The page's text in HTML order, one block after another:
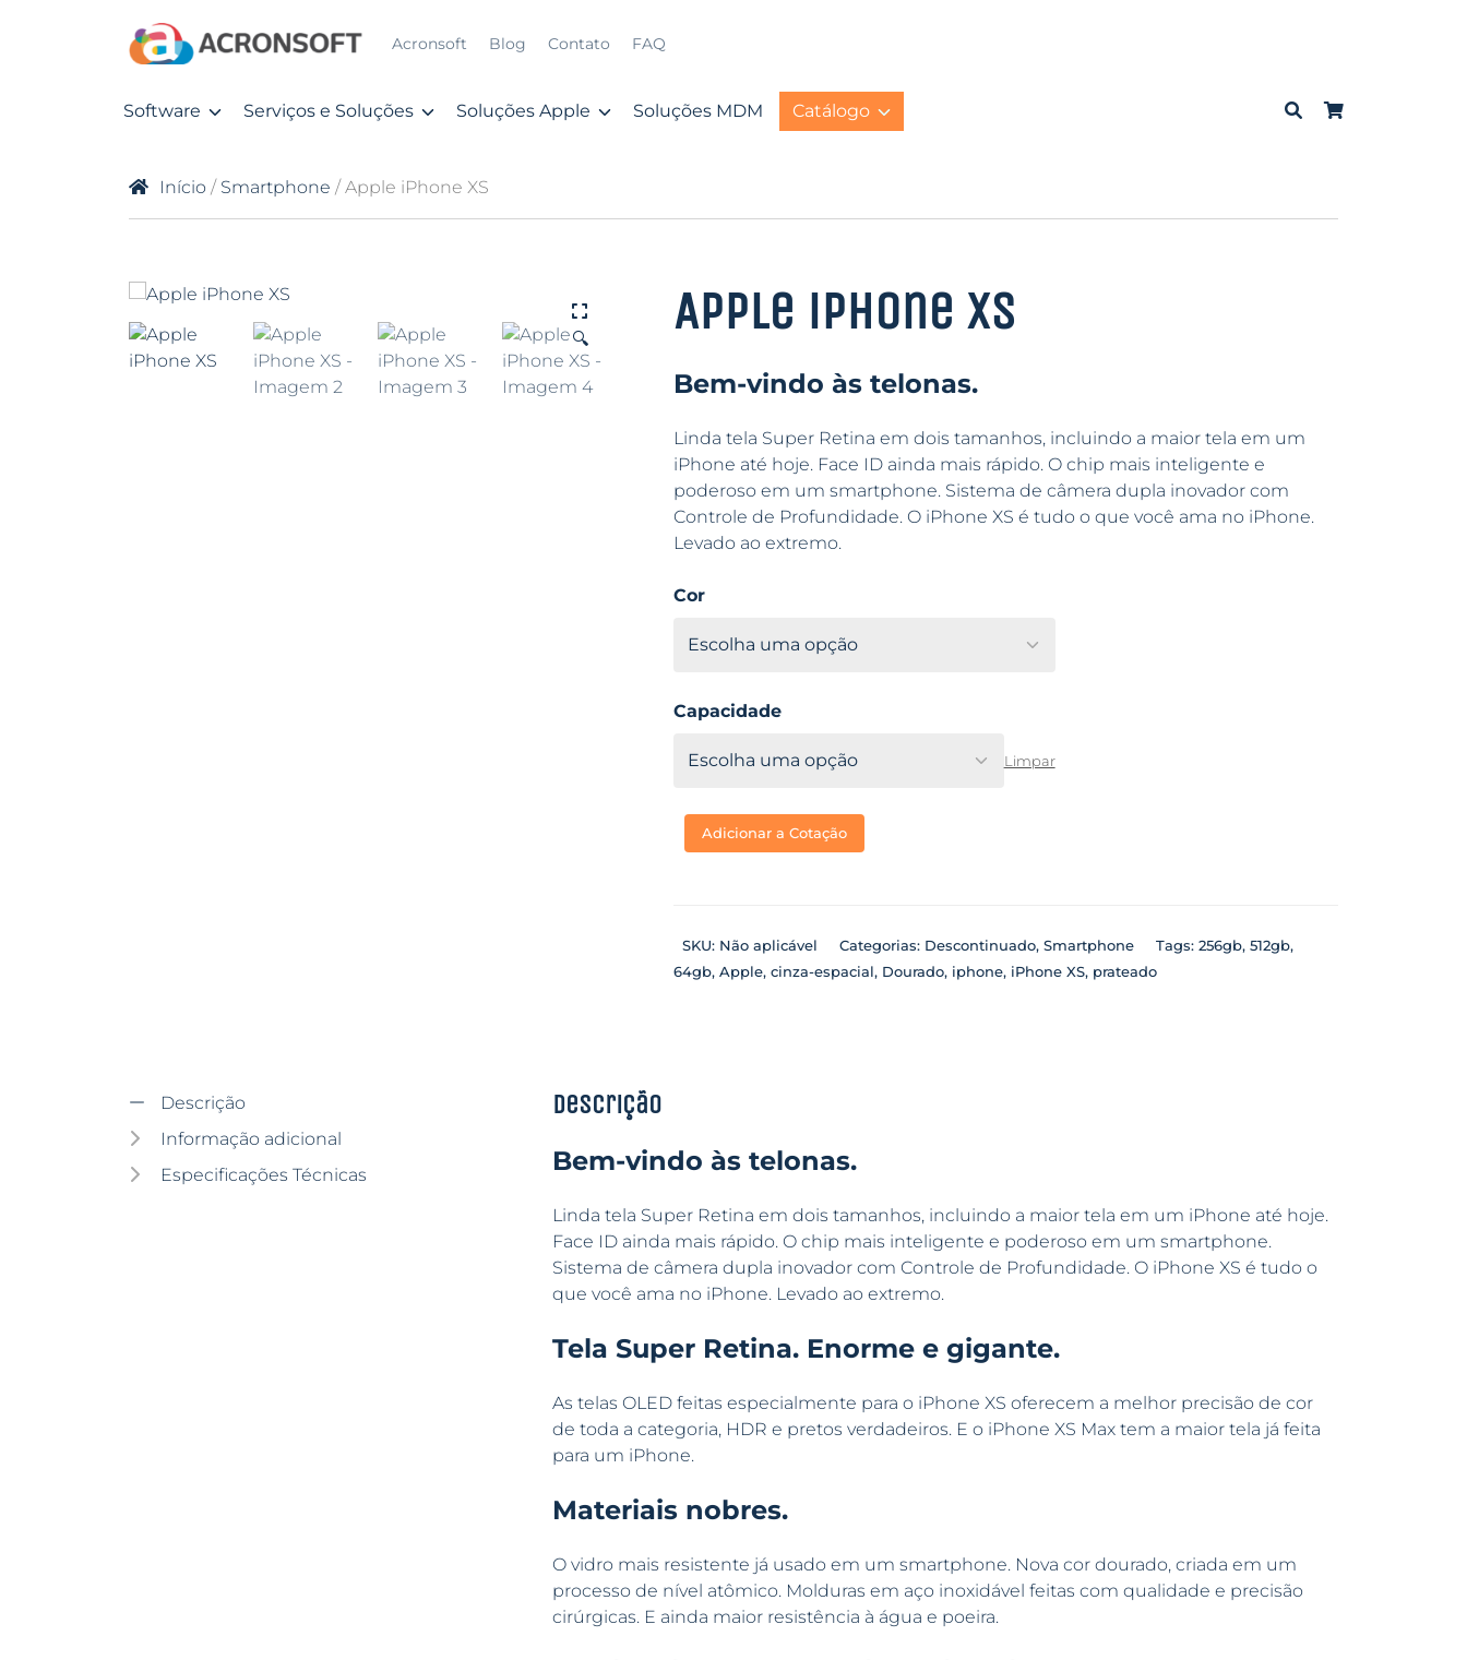
Acronsoft Blog Contato FAQ
Software Serviços e Soluções Soluções Apple Soluções MDM Catálogo
Início / Smartphone / Apple iPhone XS
🔍 Apple iPhone XS
Bem-vindo às telonas.
Linda tela Super Retina em dois tamanhos, incluindo a maior tela em um
iPhone até hoje. Face ID ainda mais rápido. O chip mais inteligente e
poderoso em um smartphone. Sistema de câmera dupla inovador com
Controle de Profundidade. O iPhone XS é tudo o que você ama no iPhone.
Levado ao extremo.
Cor
Capacidade
Limpar
Adicionar a Cotação
SKU: Não aplicável Categorias: Descontinuado, Smartphone Tags: 256gb, 512gb,
64gb, Apple, cinza-espacial, Dourado, iphone, iPhone XS, prateado
Descrição
Informação adicional
Especificações Técnicas
Descrição
Bem-vindo às telonas.
Linda tela Super Retina em dois tamanhos, incluindo a maior tela em um iPhone até hoje.
Face ID ainda mais rápido. O chip mais inteligente e poderoso em um smartphone.
Sistema de câmera dupla inovador com Controle de Profundidade. O iPhone XS é tudo o
que você ama no iPhone. Levado ao extremo.
Tela Super Retina. Enorme e gigante.
As telas OLED feitas especialmente para o iPhone XS oferecem a melhor precisão de cor
de toda a categoria, HDR e pretos verdadeiros. E o iPhone XS Max tem a maior tela já feita
para um iPhone.
Materiais nobres.
O vidro mais resistente já usado em um smartphone. Nova cor dourado, criada em um
processo de nível atômico. Molduras em aço inoxidável feitas com qualidade e precisão
cirúrgicas. E ainda maior resistência à água e poeira.